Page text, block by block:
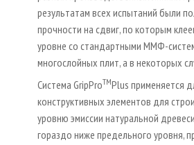
результатам всех испытаний были
прочности на сдвиг, по которым
уровне со стандартными ММФ-
многослойных плит, а в некоторых
Система GripProTMPlus применяется
конструктивных элементов для
уровню эмиссии натуральной
гораздо ниже предельного уровня,